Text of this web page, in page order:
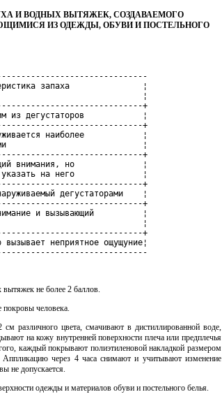
И ВОДНЫХ ВЫТЯЖЕК, СОЗДАВАЕМОГО
ИЗ ОДЕЖДЫ, ОБУВИ И ПОСТЕЛЬНОГО
запаха               ¦
¦
+
из дегустаторов            ¦
+
наиболее            ¦
¦
+
внимания, но              ¦
на него              ¦
+
дегустаторами    ¦
+
и вызывающий          ¦
¦
+
неприятное ощущуние¦
вытяжек не более 2 баллов.
покровы человека.
различного цвета, смачивают в дистиллированной воде,
на кожу внутренней поверхности плеча или предплечья
каждый покрывают полиэтиленовой накладкой размером
через 4 часа снимают и учитывают изменение
не допускается.
одежды и материалов обуви и постельного белья.